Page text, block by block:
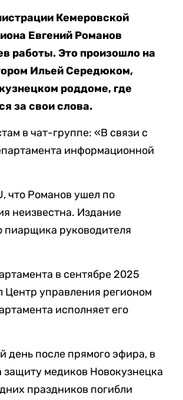
Кемеровской
Евгений Романов
работы. Это произошло на
Ильей Середюком,
роддоме, где
за свои слова.
в чат-группе: «В связи с
информационной
что Романов ушел по
неизвестна. Издание
пиарщика руководителя
в сентябре 2025
Центр управления регионом
исполняет его
после прямого эфира, в
защиту медиков Новокузнецка
праздников погибли